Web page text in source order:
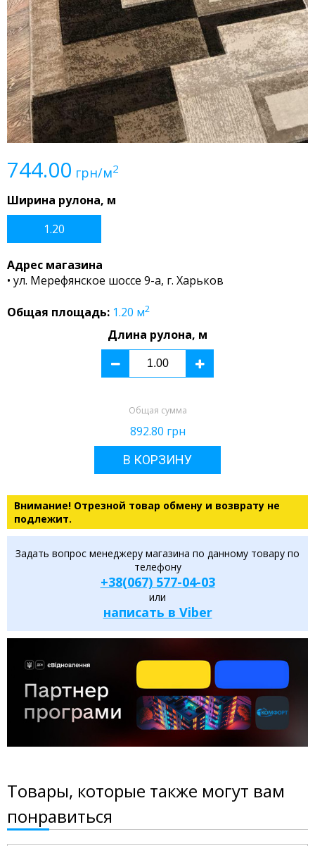
744.00 грн/м2
Ширина рулона, м
1.20
Адрес магазина
• ул. Мерефянское шоссе 9-а, г. Харьков
Общая площадь: 1.20 м2
Длина рулона, м
Общая сумма
892.80 грн
В КОРЗИНУ
Внимание! Отрезной товар обмену и возврату не
подлежит.
Задать вопрос менеджеру магазина по данному товару по
телефону
+38(067) 577-04-03
или
написать в Viber
Товары, которые также могут вам
понравиться